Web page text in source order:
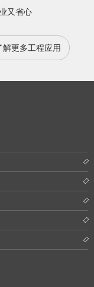
又省心
解更多工程应用